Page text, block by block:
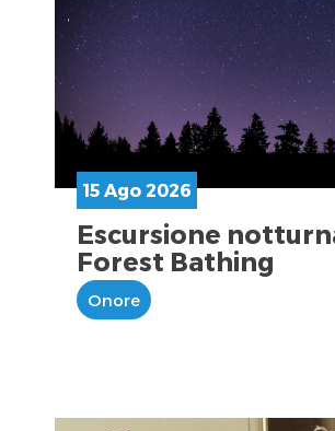
15 Ago 2026
Escursione
Forest Bathing
Onore